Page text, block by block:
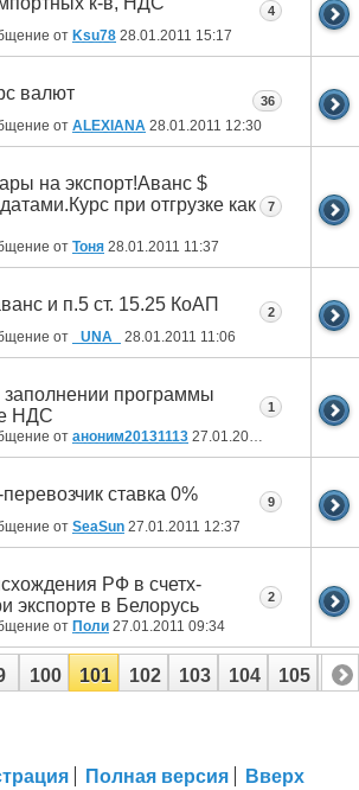
от Ksu78 28.01.2011 15:17
4
валют
от ALEXIANA 28.01.2011 12:30
36
на экспорт!Аванс $
при отгрузке как
от Тоня 28.01.2011 11:37
7
и п.5 ст. 15.25 КоАП
от _UNA_ 28.01.2011 11:06
2
программы
НДС
от аноним20131113 27.01.2011
1
ставка 0%
от SeaSun 27.01.2011 12:37
9
РФ в счетх-
экспорте в Белорусь
от Поли 27.01.2011 09:34
2
100 101 102 103 104 105 106
Полная версия Вверх